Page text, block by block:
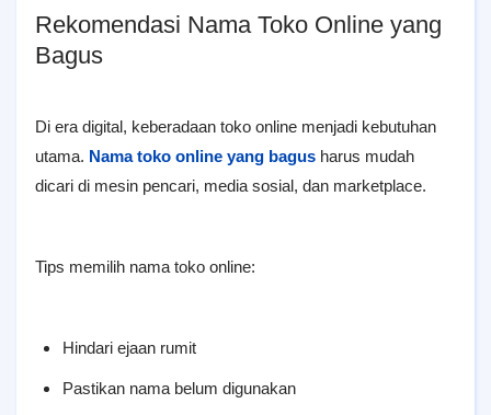
Rekomendasi Nama Toko Online yang
Bagus
Di era digital, keberadaan toko online menjadi kebutuhan
utama. Nama toko online yang bagus harus mudah
dicari di mesin pencari, media sosial, dan marketplace.
Tips memilih nama toko online:
Hindari ejaan rumit
Pastikan nama belum digunakan